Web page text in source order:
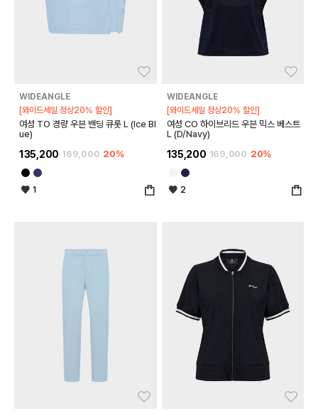
WIDEANGLE
[와이드세일 정상20% 할인]
여성 TO 경량 우븐 밴딩 큐롯 L (Ice Bl
ue)
135,200 169,000 20%
1
WIDEANGLE
[와이드세일 정상20% 할인]
여성 CO 하이브리드 우븐 믹스 베스트
L (D/Navy)
135,200 169,000 20%
2